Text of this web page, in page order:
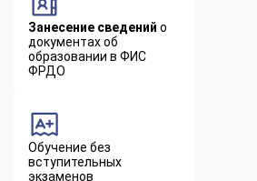
Занесение сведений о
документах об
образовании в ФИС
ФРДО
Обучение без
вступительных
экзаменов